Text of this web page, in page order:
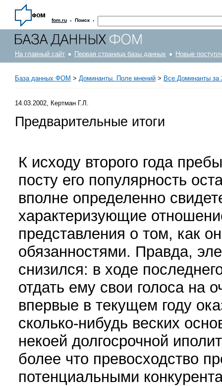
fom.ru · Поиск ·
На главный сайт Первая страница базы данных Новые
База данных ФОМ > Доминанты. Поле мнений > Все Доминанты за
14.03.2002, Кертман Г.Л.
Предварительные итоги
К исходу второго года
посту его популярность
вполне определенно
характеризующие
представления о том, как
обязанностями. Правда,
снизился: в ходе
отдать ему свои голоса на
впервые в текущем году
сколько-нибудь веских
некоей долгосрочной
более что превосходство
потенциальными